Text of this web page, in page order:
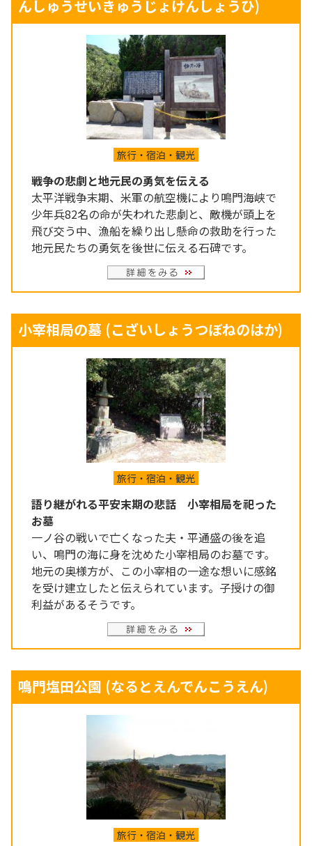
んしゅうせいきゅうじょけんしょうひ)
旅行・宿泊・観光
戦争の悲劇と地元民の勇気を伝える
太平洋戦争末期、米軍の航空機により鳴門海峡で
少年兵82名の命が失われた悲劇と、敵機が頭上を
飛び交う中、漁船を繰り出し懸命の救助を行った
地元民たちの勇気を後世に伝える石碑です。
小宰相局の墓 (こざいしょうつぼねのはか)
旅行・宿泊・観光
語り継がれる平安末期の悲話 小宰相局を祀った
お墓
一ノ谷の戦いで亡くなった夫・平通盛の後を追
い、鳴門の海に身を沈めた小宰相局のお墓です。
地元の奥様方が、この小宰相の一途な想いに感銘
を受け建立したと伝えられています。子授けの御
利益があるそうです。
鳴門塩田公園 (なるとえんでんこうえん)
旅行・宿泊・観光